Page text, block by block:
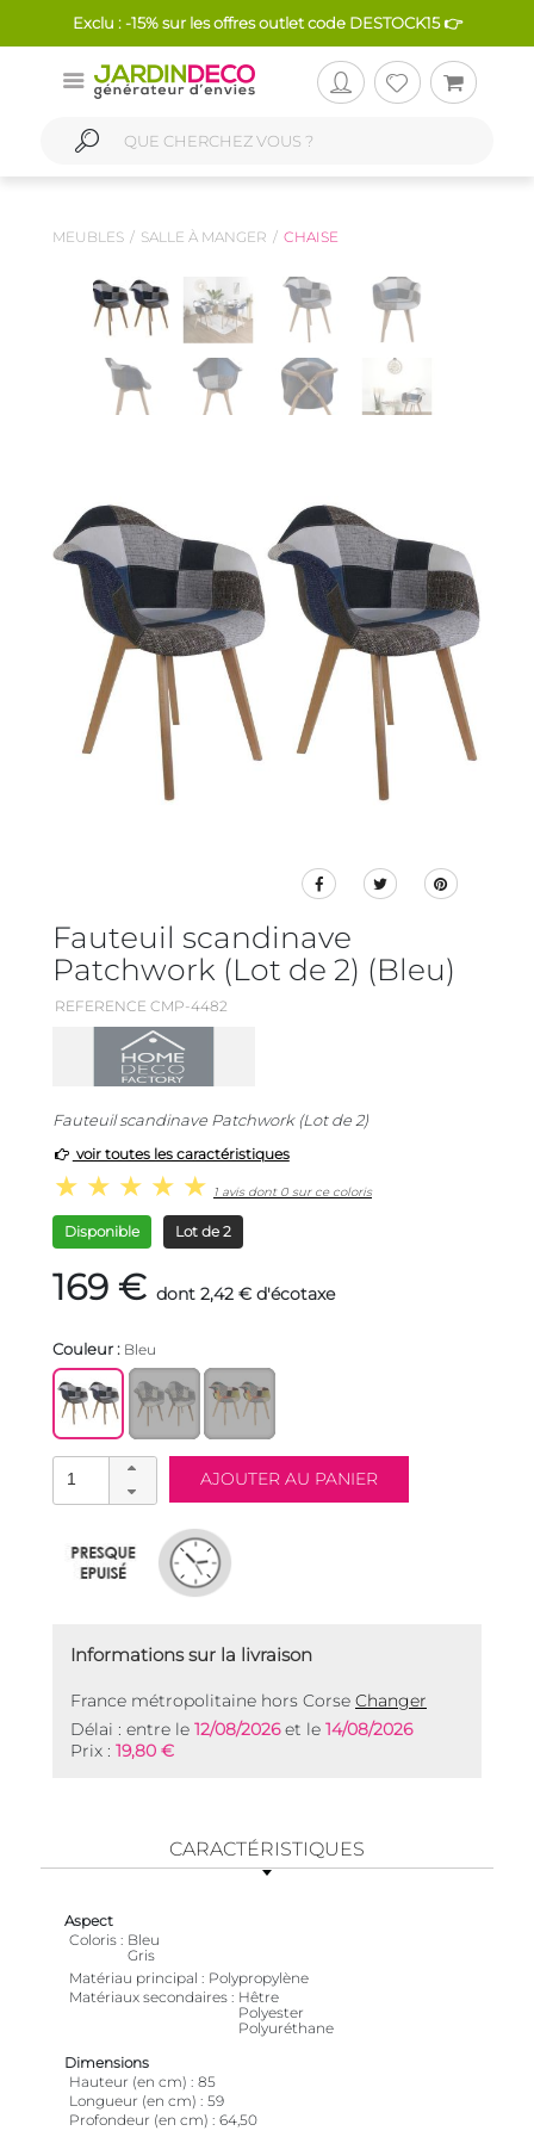
Exclu : -15% sur les offres outlet code DESTOCK15 👉
MEUBLES SALLE À MANGER CHAISE
Fauteuil scandinave
Patchwork (Lot de 2) (Bleu)
REFERENCE CMP-4482
Fauteuil scandinave Patchwork (Lot de 2)
voir toutes les caractéristiques
1 avis dont 0 sur ce coloris
Disponible Lot de 2
169 € dont 2,42 € d'écotaxe
Couleur : Bleu
Informations sur la livraison
France métropolitaine hors Corse Changer
Délai : entre le 12/08/2026et le 14/08/2026
Prix : 19,80 €
CARACTÉRISTIQUES
Aspect
Coloris
Bleu
Gris
Matériau principal
Polypropylène
Matériaux secondaires
Hêtre
Polyester
Polyuréthane
Dimensions
Hauteur (en cm)
85
Longueur (en cm)
59
Profondeur (en cm)
64,50